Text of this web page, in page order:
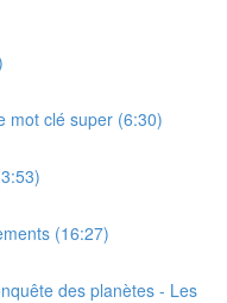
mot clé super (6:30)
(16:27)
des planètes - Les